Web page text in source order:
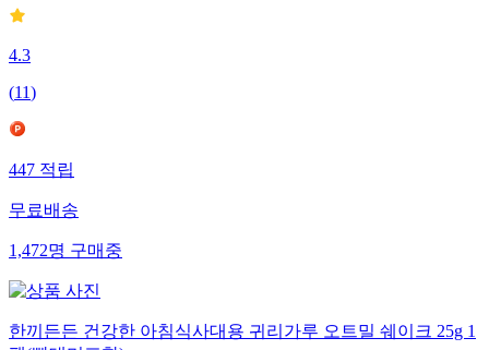
4.3
(11)
447적립
무료배송
1,472명구매중
한끼든든 건강한 아침식사대용 귀리가루 오트밀 쉐이크 25g 1